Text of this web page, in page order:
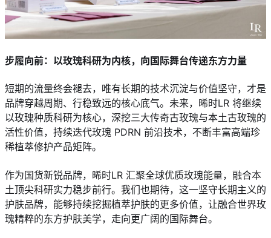
步履向前：以玫瑰科研为内核，向国际舞台传递东方力量
短期的流量终会褪去，唯有长期的技术沉淀与价值坚守，才是
品牌穿越周期、行稳致远的核心底气。未来，晞时LR 将继续
以玫瑰种质科研为核心，深挖三大传奇古玫瑰与本土古玫瑰的
活性价值，持续迭代玫瑰 PDRN 前沿技术，不断丰富高端珍
稀植萃修护产品矩阵。
作为国货新锐品牌，晞时LR 汇聚全球优质玫瑰能量，融合本
土顶尖科研实力稳步前行。我们也期待，这一坚守长期主义的
护肤品牌，能够持续挖掘植萃护肤的更多价值，让融合世界玫
瑰精粹的东方护肤美学，走向更广阔的国际舞台。